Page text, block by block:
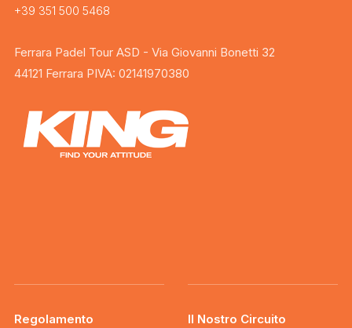
+39 351 500 5468
Ferrara Padel Tour ASD - Via Giovanni Bonetti 32
44121 Ferrara PIVA: 02141970380
Regolamento Il Nostro Circuito